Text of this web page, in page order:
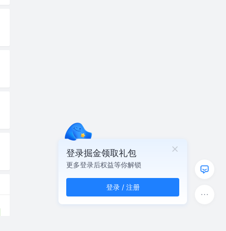
登录掘金领取礼包
更多登录后权益等你解锁
登录 / 注册